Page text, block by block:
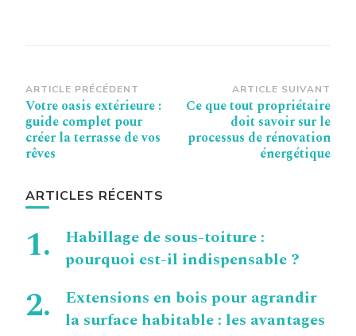
Navigation
d’article
ARTICLE PRÉCÉDENT
Votre oasis extérieure :
guide complet pour
créer la terrasse de vos
rêves
ARTICLE SUIVANT
Ce que tout propriétaire
doit savoir sur le
processus de rénovation
énergétique
ARTICLES RÉCENTS
Habillage de sous-toiture :
pourquoi est-il indispensable ?
Extensions en bois pour agrandir
la surface habitable : les avantages